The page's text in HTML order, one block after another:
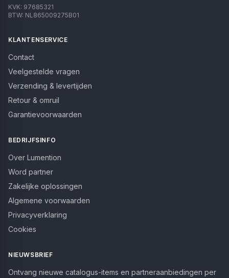
KVK: 97685321
BTW: NL865009275B01
KLANTENSERVICE
Contact
Veelgestelde vragen
Verzending & levertijden
Retour & omruil
Garantievoorwaarden
BEDRIJFSINFO
Over Lumention
Word partner
Zakelijke oplossingen
Algemene voorwaarden
Privacyverklaring
Cookies
NIEUWSBRIEF
Ontvang nieuwe catalogus-items en partneraanbiedingen per